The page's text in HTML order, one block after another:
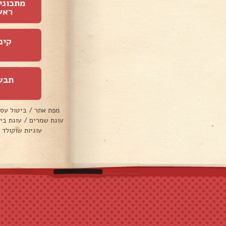
מפת אתר / ביטול
עוגת שמרים / עוגת
עוגיות